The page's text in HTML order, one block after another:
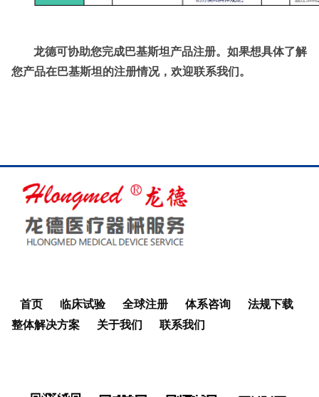
龙德可协助您完成巴基斯坦产品注册。如果想具体了解
您产品在巴基斯坦的注册情况，欢迎联系我们。
首页 临床试验 全球注册 体系咨询
法规下载
整体解决方案
关于我们 联系我们